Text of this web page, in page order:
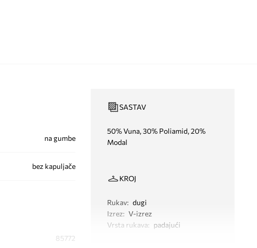
na gumbe
bez kapuljače
85772
SASTAV
50% Vuna, 30% Poliamid, 20%
Modal
KROJ
Rukav: dugi
Izrez: V-izrez
Vrsta rukava: padajući